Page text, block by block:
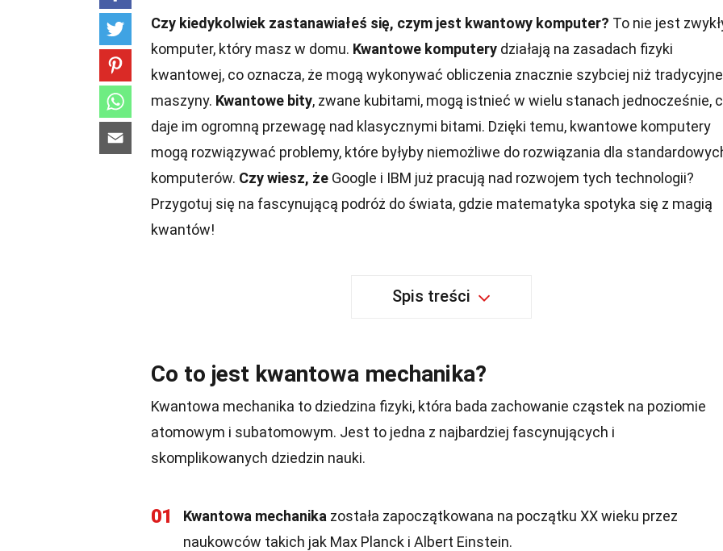
Czy kiedykolwiek zastanawiałeś się, czym jest kwantowy komputer? To nie jest
komputer, który masz w domu. Kwantowe komputery działają na zasadach fizyki
kwantowej, co oznacza, że mogą wykonywać obliczenia znacznie szybciej niż tradycyjne
maszyny. Kwantowe bity, zwane kubitami, mogą istnieć w wielu stanach jednocześnie,
daje im ogromną przewagę nad klasycznymi bitami. Dzięki temu, kwantowe komputery
mogą rozwiązywać problemy, które byłyby niemożliwe do rozwiązania dla
komputerów. Czy wiesz, że Google i IBM już pracują nad rozwojem tych technologii?
Przygotuj się na fascynującą podróż do świata, gdzie matematyka spotyka się z magią
kwantów!
Spis treści
Co to jest kwantowa mechanika?
Kwantowa mechanika to dziedzina fizyki, która bada zachowanie cząstek na poziomie
atomowym i subatomowym. Jest to jedna z najbardziej fascynujących i
skomplikowanych dziedzin nauki.
01 Kwantowa mechanika została zapoczątkowana na początku XX wieku przez
naukowców takich jak Max Planck i Albert Einstein.